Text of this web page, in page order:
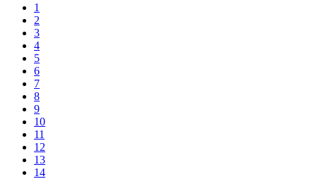
1
2
3
4
5
6
7
8
9
10
11
12
13
14